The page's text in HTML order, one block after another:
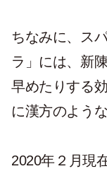
ちなみに、ス
ラ」には、新
早めたりする
に漢方のよう
2020年２月現